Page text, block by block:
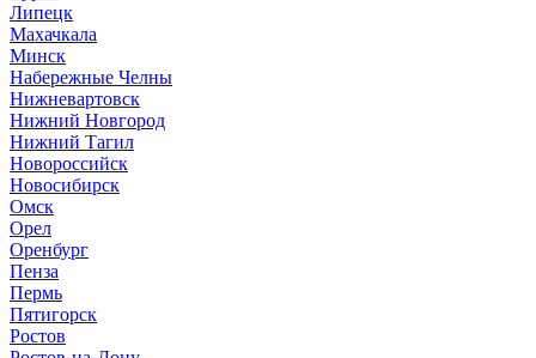
Липецк
Махачкала
Минск
Набережные Челны
Нижневартовск
Нижний Новгород
Нижний Тагил
Новороссийск
Новосибирск
Омск
Орел
Оренбург
Пенза
Пермь
Пятигорск
Ростов